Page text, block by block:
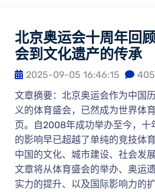
北京奥运会十周年回
会到文化遗产的传承
2025-09-05 16:46:15
405
文章摘要：北京奥运会作为中国
义的体育盛会，已然成为世界体
页。自2008年成功举办至今，十
的影响早已超越了单纯的竞技体
中国的文化、城市建设、社会发
文章将从体育盛会的举办、奥运
实力的提升、以及国际影响力的